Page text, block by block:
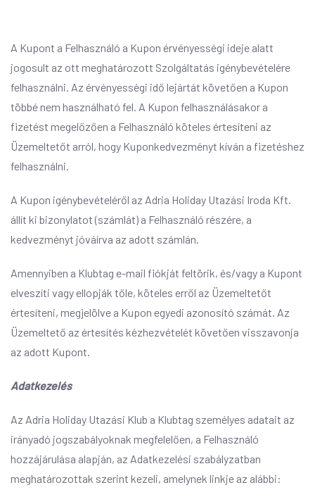
A Kupont a Felhasználó a Kupon érvényességi ideje alatt
jogosult az ott meghatározott Szolgáltatás igénybevételére
felhasználni. Az érvényességi idő lejártát követően a Kupon
többé nem használható fel. A Kupon felhasználásakor a
fizetést megelőzően a Felhasználó köteles értesíteni az
Üzemeltetőt arról, hogy Kuponkedvezményt kíván a fizetéshez
felhasználni.
A Kupon igénybevételéről az Adria Holiday Utazási Iroda Kft.
állít ki bizonylatot (számlát) a Felhasználó részére, a
kedvezményt jóváírva az adott számlán.
Amennyiben a Klubtag e-mail fiókját feltörik, és/vagy a Kupont
elveszíti vagy ellopják tőle, köteles erről az Üzemeltetőt
értesíteni, megjelölve a Kupon egyedi azonosító számát. Az
Üzemeltető az értesítés kézhezvételét követően visszavonja
az adott Kupont.
Adatkezelés
Az Adria Holiday Utazási Klub a Klubtag személyes adatait az
irányadó jogszabályoknak megfelelően, a Felhasználó
hozzájárulása alapján, az Adatkezelési szabályzatban
meghatározottak szerint kezeli, amelynek linkje az alábbi: